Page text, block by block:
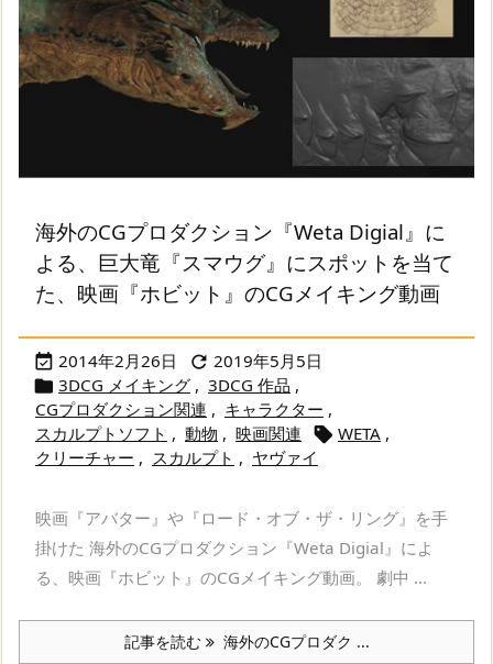
海外のCGプロダクション『Weta Digial』に
よる、巨大竜『スマウグ』にスポットを当て
た、映画『ホビット』のCGメイキング動画
 2014年2月26日  2019年5月5日
 3DCG メイキング , 3DCG 作品 ,
CGプロダクション関連 , キャラクター ,
スカルプトソフト , 動物 , 映画関連  WETA ,
クリーチャー , スカルプト , ヤヴァイ
映画『アバター』や『ロード・オブ・ザ・リング』を手
掛けた 海外のCGプロダクション『Weta Digial』によ
る、映画『ホビット』のCGメイキング動画。 劇中 ...
記事を読む 海外のCGプロダク ...